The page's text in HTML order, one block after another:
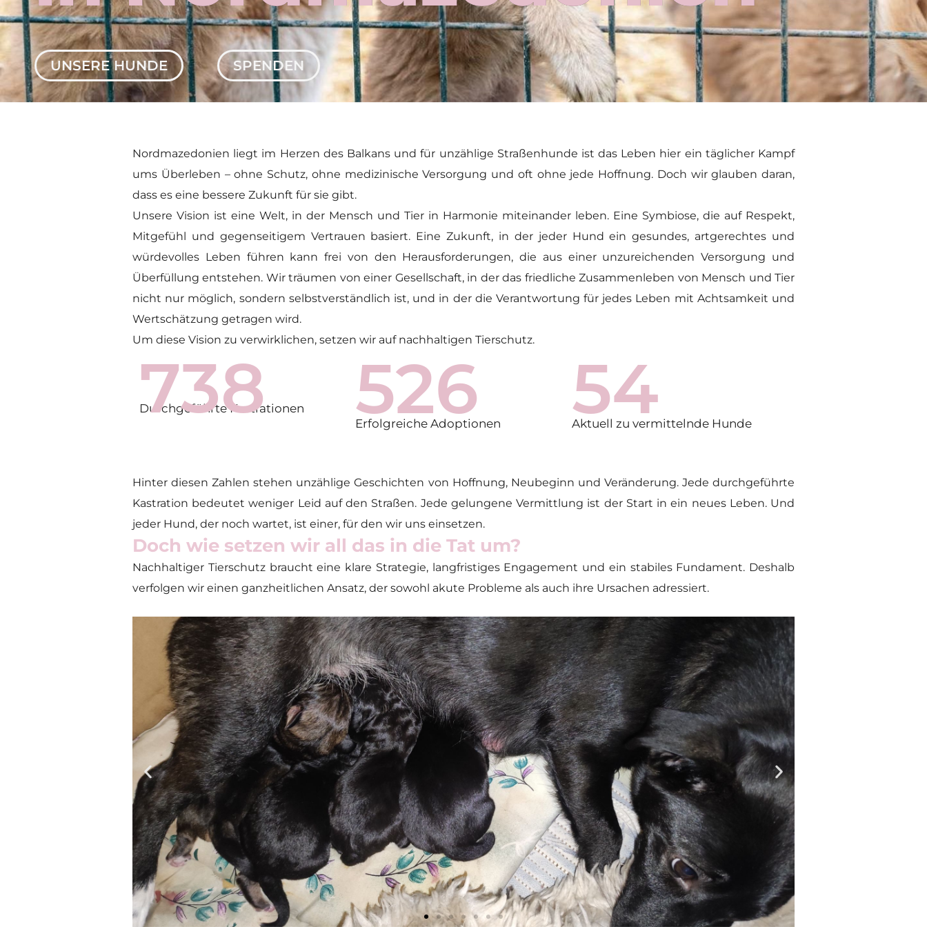
UNSERE HUNDE SPENDEN
Nordmazedonien liegt im Herzen des Balkans und für unzählige Straßenhunde ist das Leben hier ein täglicher Kampf
ums Überleben – ohne Schutz, ohne medizinische Versorgung und oft ohne jede Hoffnung. Doch wir glauben daran,
dass es eine bessere Zukunft für sie gibt.
Unsere Vision ist eine Welt, in der Mensch und Tier in Harmonie miteinander leben. Eine Symbiose, die auf Respekt,
Mitgefühl und gegenseitigem Vertrauen basiert. Eine Zukunft, in der jeder Hund ein gesundes, artgerechtes und
würdevolles Leben führen kann frei von den Herausforderungen, die aus einer unzureichenden Versorgung und
Überfüllung entstehen. Wir träumen von einer Gesellschaft, in der das friedliche Zusammenleben von Mensch und Tier
nicht nur möglich, sondern selbstverständlich ist, und in der die Verantwortung für jedes Leben mit Achtsamkeit und
Wertschätzung getragen wird.
Um diese Vision zu verwirklichen, setzen wir auf nachhaltigen Tierschutz.
Durchgeführte Kastrationen
738 Erfolgreiche Adoptionen
526 Aktuell zu vermittelnde Hunde
54
Hinter diesen Zahlen stehen unzählige Geschichten von Hoffnung, Neubeginn und Veränderung. Jede durchgeführte
Kastration bedeutet weniger Leid auf den Straßen. Jede gelungene Vermittlung ist der Start in ein neues Leben. Und
jeder Hund, der noch wartet, ist einer, für den wir uns einsetzen.
Doch wie setzen wir all das in die Tat um?
Nachhaltiger Tierschutz braucht eine klare Strategie, langfristiges Engagement und ein stabiles Fundament. Deshalb
verfolgen wir einen ganzheitlichen Ansatz, der sowohl akute Probleme als auch ihre Ursachen adressiert.